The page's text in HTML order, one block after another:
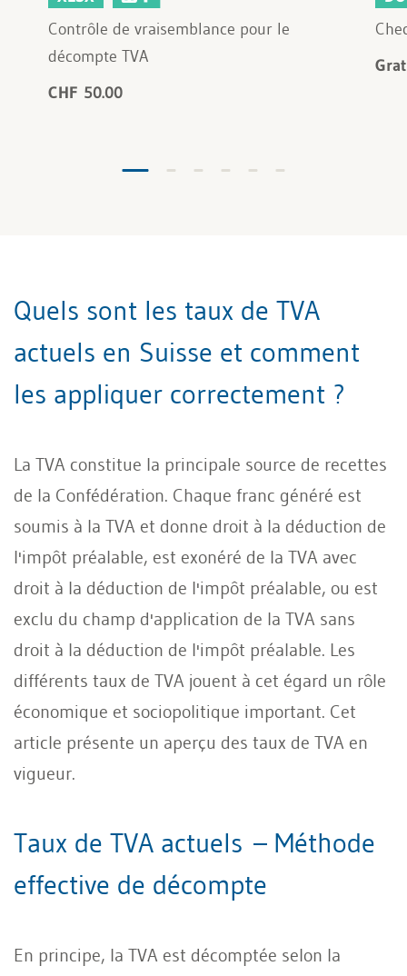
Contrôle de vraisemblance pour le
décompte TVA
CHF 50.00
Quels sont les taux de TVA
actuels en Suisse et comment
les appliquer correctement ?
La TVA constitue la principale source de recettes
de la Confédération. Chaque franc généré est
soumis à la TVA et donne droit à la déduction de
l'impôt préalable, est exonéré de la TVA avec
droit à la déduction de l'impôt préalable, ou est
exclu du champ d'application de la TVA sans
droit à la déduction de l'impôt préalable. Les
différents taux de TVA jouent à cet égard un rôle
économique et sociopolitique important. Cet
article présente un aperçu des taux de TVA en
vigueur.
Taux de TVA actuels – Méthode
effective de décompte
En principe, la TVA est décomptée selon la